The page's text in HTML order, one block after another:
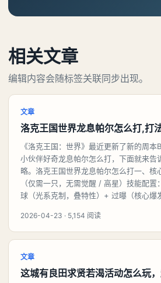
相关文章
编辑内容会随标签关联同步出现。
文章
洛克王国世界龙息帕尔怎么打,打
《洛克王国：世界》最近更新了新的周本
小伙伴好奇龙息帕尔怎么打，下面就来告
略。洛克王国世界龙息帕尔怎么打一、核
（仅需一只，无需觉醒 / 高星）技能配
球（光系克制，叠特性）+ 过曝（核心爆
2026-04-23 · 5,154 阅读
文章
这城有良田求贤若渴活动怎么玩